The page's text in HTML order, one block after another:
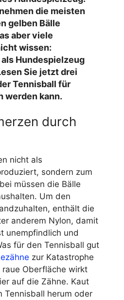
die meisten
gelben Bälle
aber viele
wissen:
Hundespielzeug
Sie jetzt drei
Tennisball für
werden kann.
durch
nicht als
sondern zum
müssen die Bälle
Um den
enthält die
anderem Nylon, damit
unempfindlich und
für den Tennisball gut
zur Katastrophe
Oberfläche wirkt
auf die Zähne. Kaut
Tennisball herum oder